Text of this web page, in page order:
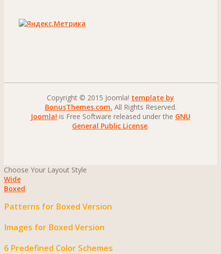
Copyright © 2015 Joomla! template by
BonusThemes.com. All Rights Reserved.
Joomla! is Free Software released under the GNU
General Public License.
Choose Your Layout Style
Wide
Boxed
Patterns for Boxed Version
Images for Boxed Version
6 Predefined Color Schemes